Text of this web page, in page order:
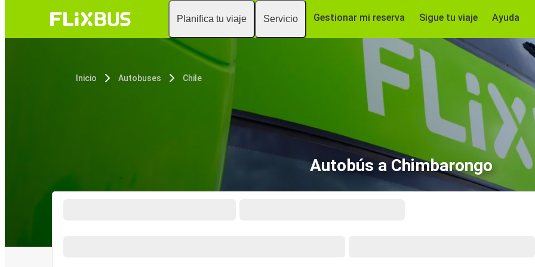
Planifica tu viaje Servicio Gestionar mi reserva Sigue tu viaje Ayuda
Inicio Autobuses Chile
Autobús a Chimbarongo